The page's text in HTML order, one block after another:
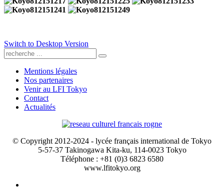
Switch to Desktop Version
Mentions légales
Nos partenaires
Venir au LFI Tokyo
Contact
Actualités
© Copyright 2012-2024 - lycée français international de Tokyo
5-57-37 Takinogawa Kita-ku, 114-0023 Tokyo
Téléphone : +81 (0)3 6823 6580
www.lfitokyo.org